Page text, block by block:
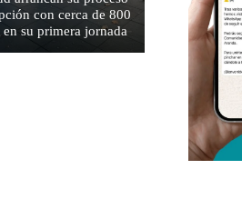
con cerca de 800
en su primera jornada